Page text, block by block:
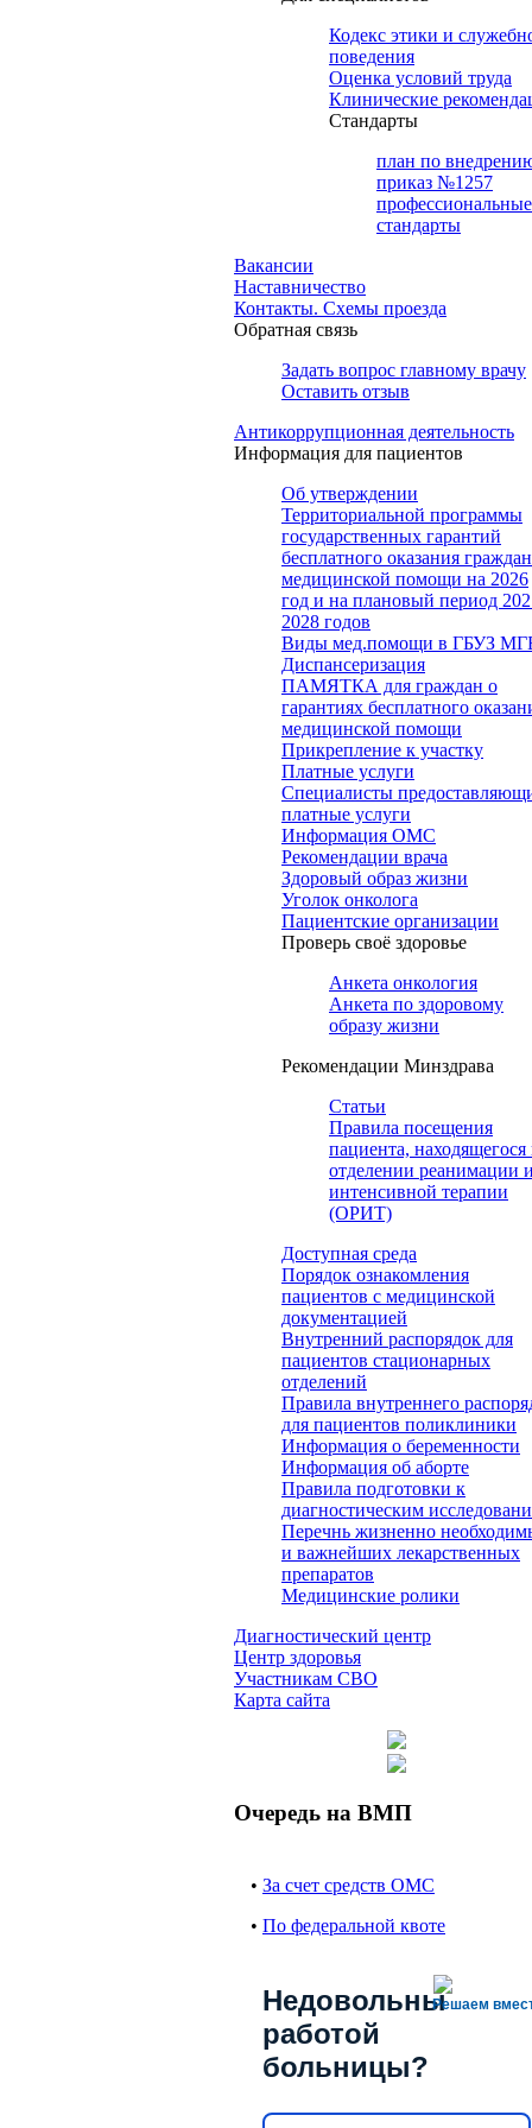
Кодекс этики и
поведения
Оценка условий труда
Клинические
Cтандарты
план по
приказ №1257
профессиональные
стандарты
Вакансии
Наставничество
Контакты. Схемы проезда
Обратная связь
Задать вопрос главному врачу
Оставить отзыв
Антикоррупционная деятельность
Информация для пациентов
Об утверждении
Территориальной программы
государственных гарантий
бесплатного оказания
медицинской помощи на 2026
год и на плановый период
2028 годов
Виды мед.помощи в ГБУЗ
Диспансеризация
ПАМЯТКА для граждан о
гарантиях бесплатного
медицинской помощи
Прикрепление к участку
Платные услуги
Специалисты
платные услуги
Информация ОМС
Рекомендации врача
Здоровый образ жизни
Уголок онколога
Пациентские организации
Проверь своё здоровье
Анкета онкология
Анкета по здоровому
образу жизни
Рекомендации Минздрава
Статьи
Правила посещения
пациента, находящегося
отделении реанимации
интенсивной терапии
(ОРИТ)
Доступная среда
Порядок ознакомления
пациентов с медицинской
документацией
Внутренний распорядок для
пациентов стационарных
отделений
Правила внутреннего
для пациентов поликлиники
Информация о беременности
Информация об аборте
Правила подготовки к
диагностическим
Перечнь жизненно
и важнейших лекарственных
препаратов
Медицинские ролики
Диагностический центр
Центр здоровья
Участникам СВО
Карта сайта
Очередь на ВМП
• За счет средств ОМС
• По федеральной квоте
Решаем
Недовольны
работой
больницы?